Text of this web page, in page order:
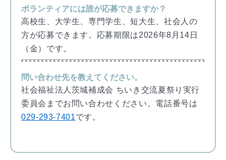
ボランティアには誰が応募できますか？
高校生、大学生、専門学生、短大生、社会人の
方が応募できます。応募期限は2026年8月14日
（金）です。
問い合わせ先を教えてください。
社会福祉法人茨城補成会 ちいき交流夏祭り実行
委員会までお問い合わせください。電話番号は
029-293-7401です。